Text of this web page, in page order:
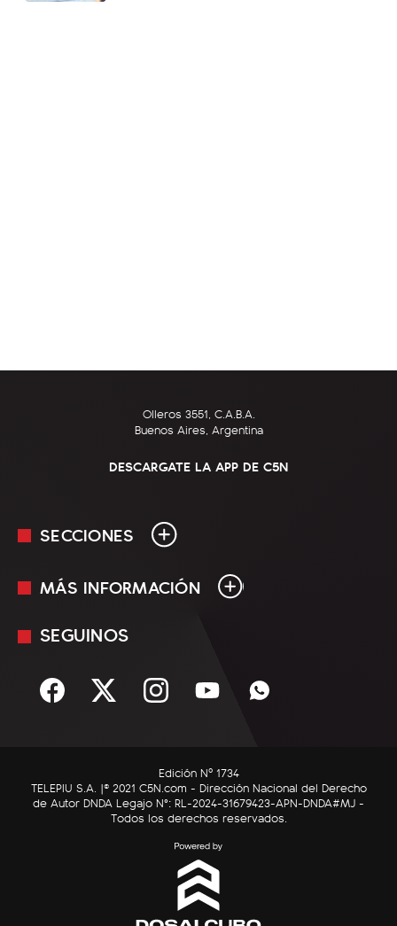
Olleros 3551, C.A.B.A.
Buenos Aires, Argentina
DESCARGATE LA APP DE C5N
SECCIONES
En Vivo
Sociedad
C5N Autos
RatingCero
MÁS INFORMACIÓN
Mediakit
Términos y condiciones
SEGUINOS
Edición Nº 1734
TELEPIU S.A. |© 2021 C5N.com - Dirección Nacional del Derecho
de Autor DNDA Legajo N°: RL-2024-31679423-APN-DNDA#MJ -
Todos los derechos reservados.